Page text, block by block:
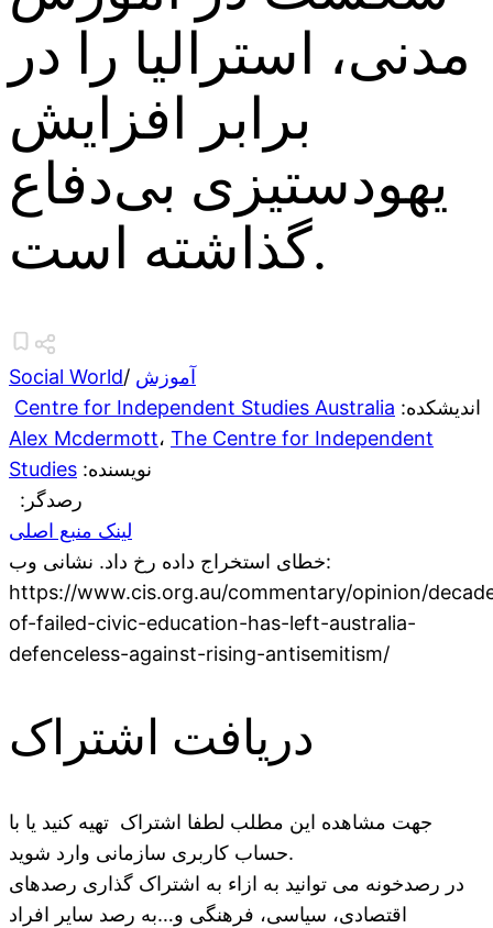
مدنی، استرالیا را در
برابر افزایش
یهودستیزی بی‌دفاع
گذاشته است.
Social World/ آموزش
Centre for Independent Studies Australia :اندیشکده
Alex Mcdermott، The Centre for Independent
Studies :نویسنده
:رصدگر
لینک منبع اصلی
خطای استخراج داده رخ داد. نشانی وب:
https://www.cis.org.au/commentary/opinion/
of-failed-civic-education-has-left-australia-
defenceless-against-rising-antisemitism/
دریافت اشتراک
جهت مشاهده این مطلب لطفا اشتراک تهیه کنید یا با
حساب کاربری سازمانی وارد شوید.
در رصدخونه می توانید به ازاء به اشتراک گذاری رصدهای
اقتصادی، سیاسی، فرهنگی و…به رصد سایر افراد